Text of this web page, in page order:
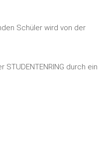
Schüler wird von der
durch ein